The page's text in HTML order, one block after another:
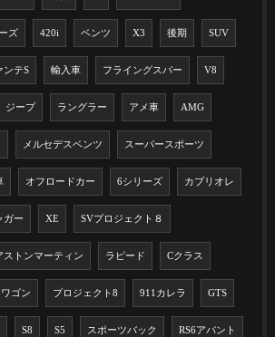
ズ 420i ベンツ X3 後期 SUV
ンテS 輸入車 フライングスパー V8
ジープ ラングラー アメ車 AMG
メルセデスベンツ スーパースポーツ
オフロードカー 6シリーズ カブリオレ
ガー XE SVプロジェクト８
ストンマーティン ラピード Cクラス
ゴン プロジェクト8 911カレラ GTS
S8 S5 スポーツバック RS6アバント